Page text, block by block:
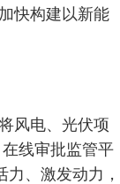
快构建以新能
风电、光伏项
线审批监管平
、激发动力，